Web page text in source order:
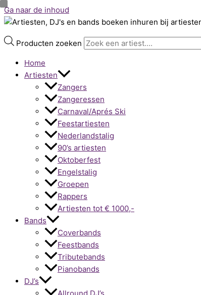
Ga naar de inhoud
Producten zoeken
Home
Artiesten
Zangers
Zangeressen
Carnaval/Aprés Ski
Feestartiesten
Nederlandstalig
90’s artiesten
Oktoberfest
Engelstalig
Groepen
Rappers
Artiesten tot € 1000,-
Bands
Coverbands
Feestbands
Tributebands
Pianobands
DJ’s